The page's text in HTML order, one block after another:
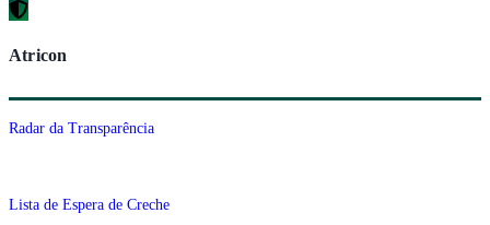
Atricon
Radar da Transparência
Lista de Espera de Creche